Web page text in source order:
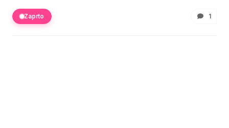
Zaprto 1